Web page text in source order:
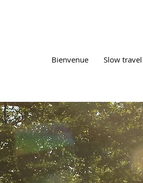
Bienvenue Slow travel